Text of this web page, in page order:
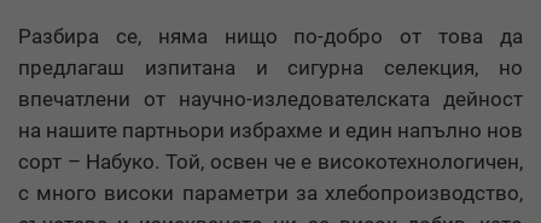
Разбира се, няма нищо по-добро от това да
предлагаш изпитана и сигурна селекция, но
впечатлени от научно-изледователската дейност
на нашите партньори избрахме и един напълно нов
сорт – Набуко. Той, освен че е високотехнологичен,
с много високи параметри за хлебопроизводство,